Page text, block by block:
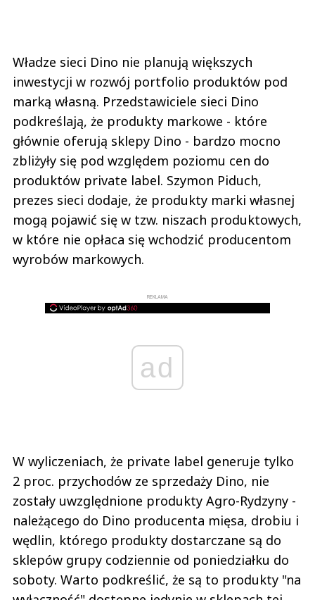
Władze sieci Dino nie planują większych
inwestycji w rozwój portfolio produktów pod
marką własną. Przedstawiciele sieci Dino
podkreślają, że produkty markowe - które
głównie oferują sklepy Dino - bardzo mocno
zbliżyły się pod względem poziomu cen do
produktów private label. Szymon Piduch,
prezes sieci dodaje, że produkty marki własnej
mogą pojawić się w tzw. niszach produktowych,
w które nie opłaca się wchodzić producentom
wyrobów markowych.
REKLAMA
ad
W wyliczeniach, że private label generuje tylko
2 proc. przychodów ze sprzedaży Dino, nie
zostały uwzględnione produkty Agro-Rydzyny -
należącego do Dino producenta mięsa, drobiu i
wędlin, którego produkty dostarczane są do
sklepów grupy codziennie od poniedziałku do
soboty. Warto podkreślić, że są to produkty "na